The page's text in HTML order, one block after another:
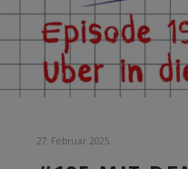
27. Februar 2025